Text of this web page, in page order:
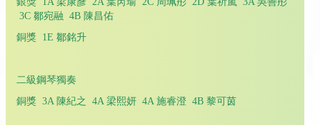
3C 鄒宛融 4B 陳昌佑
銅獎 1E 鄒銘升
二級鋼琴獨奏
銅獎 3A 陳紀之 4A 梁熙妍 4A 施睿澄 4B 黎可茵